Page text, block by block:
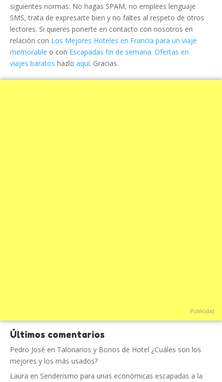
siguientes normas: No hagas SPAM, no emplees lenguaje
SMS, trata de expresarte bien y no faltes al respeto de otros
lectores. Si quieres ponerte en contacto con nosotros en
relación con Los Mejores Hoteles en Francia para un viaje
memorable o con Escapadas fin de semana. Ofertas en
viajes baratos hazlo aquí. Gracias.
Publicidad
Últimos comentarios
Pedro José en Talonarios y Bonos de Hotel ¿Cuáles son los
mejores y los más usados?
Laura en Senderismo para unas económicas escapadas a la